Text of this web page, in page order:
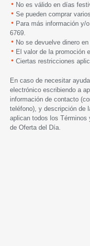
No es válido en días
Se pueden comprar
Para más información y/
6769.
No se devuelve dinero en
El valor de la promoción
Ciertas restricciones
En caso de necesitar
electrónico escribiendo a
información de contacto
teléfono), y descripción de
aplican todos los Términos
de Oferta del Día.